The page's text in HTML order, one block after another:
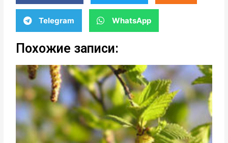
Telegram WhatsApp
Похожие записи: